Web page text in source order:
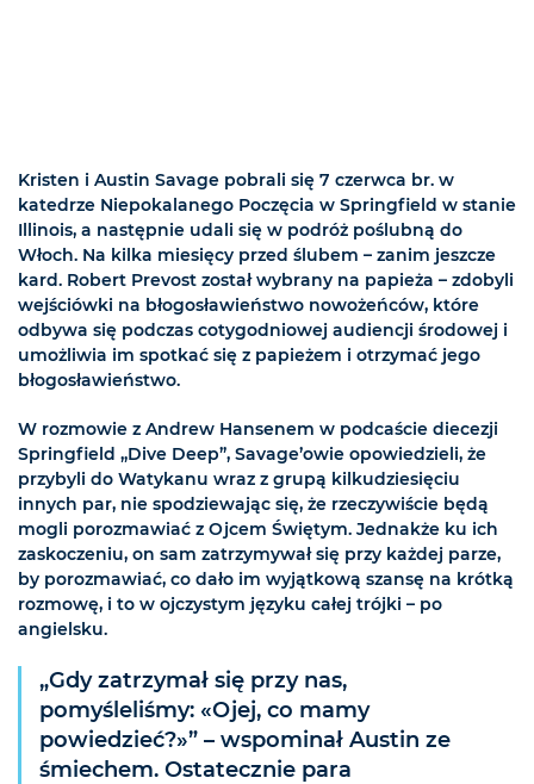
Kristen i Austin Savage pobrali się 7 czerwca br. w
katedrze Niepokalanego Poczęcia w Springfield w stanie
Illinois, a następnie udali się w podróż poślubną do
Włoch. Na kilka miesięcy przed ślubem – zanim jeszcze
kard. Robert Prevost został wybrany na papieża – zdobyli
wejściówki na błogosławieństwo nowożeńców, które
odbywa się podczas cotygodniowej audiencji środowej i
umożliwia im spotkać się z papieżem i otrzymać jego
błogosławieństwo.
W rozmowie z Andrew Hansenem w podcaście diecezji
Springfield „Dive Deep”, Savage’owie opowiedzieli, że
przybyli do Watykanu wraz z grupą kilkudziesięciu
innych par, nie spodziewając się, że rzeczywiście będą
mogli porozmawiać z Ojcem Świętym. Jednakże ku ich
zaskoczeniu, on sam zatrzymywał się przy każdej parze,
by porozmawiać, co dało im wyjątkową szansę na krótką
rozmowę, i to w ojczystym języku całej trójki – po
angielsku.
„Gdy zatrzymał się przy nas,
pomyśleliśmy: «Ojej, co mamy
powiedzieć?»” – wspominał Austin ze
śmiechem. Ostatecznie para